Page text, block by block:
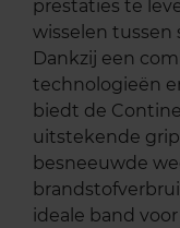
prestaties te
wisselen tussen
Dankzij een
technologieën
biedt de
uitstekende
besneeuwde
ideale band